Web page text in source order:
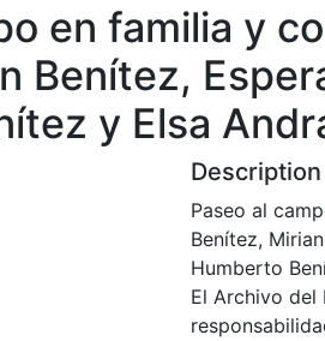
en familia y
Benítez,
y Elsa
Description
Paseo al
Benítez,
Humberto
El Archivo del